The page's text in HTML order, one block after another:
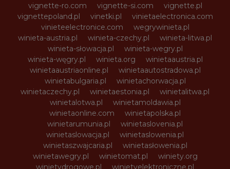
vignette-ro.com
vignette-si.com
vignette.pl
vignettepoland.pl
vinetki.pl
vinietaelectronica.com
vinieteelectronice.com
wegrywinieta.pl
winieta-austria.pl
winieta-czechy.pl
winieta-litwa.pl
winieta-słowacja.pl
winieta-wegry.pl
winieta-węgry.pl
winieta.org
winietaaustria.pl
winietaaustriaonline.pl
winietaautostradowa.pl
winietabulgaria.pl
winietachorwacja.pl
winietaczechy.pl
winietaestonia.pl
winietalitwa.pl
winietalotwa.pl
winietamoldawia.pl
winietaonline.com
winietapolska.pl
winietarumunia.pl
winietaslovenia.pl
winietaslowacja.pl
winietaslowenia.pl
winietaszwajcaria.pl
winietasłowenia.pl
winietawegry.pl
winietomat.pl
winiety.org
winietydrogowe.pl
winietyelektroniczne.pl